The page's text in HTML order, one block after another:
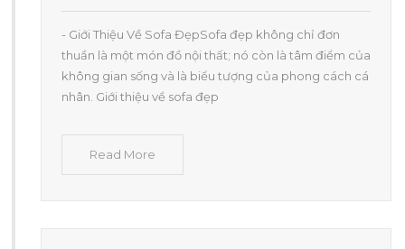
- Giới Thiệu Về Sofa ĐẹpSofa đẹp không chỉ đơn
thuần là một món đồ nội thất; nó còn là tâm điểm của
không gian sống và là biểu tượng của phong cách cá
nhân. Giới thiệu về sofa đẹp
Read More